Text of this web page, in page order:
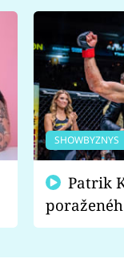
SHOWBYZNYS
fanoušci